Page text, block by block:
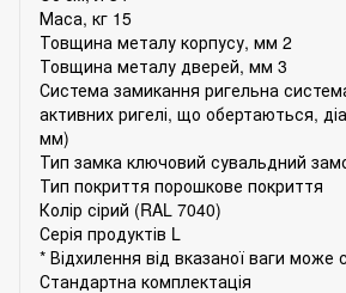
Маса, кг 15
Товщина металу корпусу, мм 2
Товщина металу дверей, мм 3
Система замикання ригельна
активних ригелі, що обертаються,
мм)
Тип замка ключовий сувальдний
Тип покриття порошкове покриття
Колір сірий (RAL 7040)
Серія продуктів L
* Відхилення від вказаної ваги може
Стандартна комплектація